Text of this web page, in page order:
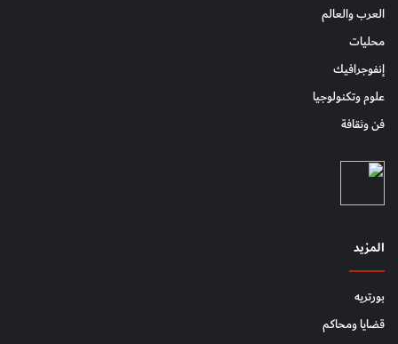
العرب والعالم
محليات
إنفوجرافيك
علوم وتكنولوجيا
فن وثقافة
المزيد
بورتريه
قضايا ومحاكم